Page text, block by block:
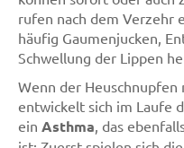
rufen nach dem Verzehr
häufig Gaumenjucken,
Schwellung der Lippen
Wenn der
entwickelt sich im Laufe
ein Asthma, das